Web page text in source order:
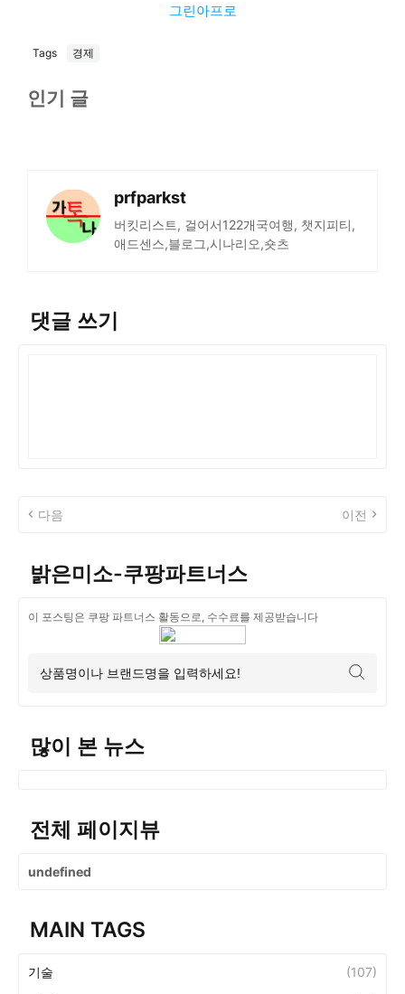
그린아프로
Tags 경제
인기 글
prfparkst
버킷리스트, 걸어서122개국여행, 챗지피티,
애드센스,블로그,시나리오,숏츠
댓글 쓰기
다음 이전
밝은미소-쿠팡파트너스
이 포스팅은 쿠팡 파트너스 활동으로, 수수료를 제공받습니다
많이 본 뉴스
전체 페이지뷰
undefined
MAIN TAGS
기술 (107)